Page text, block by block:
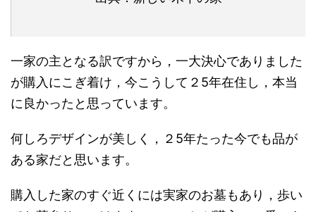
一家の主となる訳ですから，一大決心でありました
が購入にこぎ着け，今こうして２5年在住し，本当
に良かったと思っています。
何しろデザインが美しく，２5年たった今でも品が
ある家だと思います。
購入した家のすぐ近くには実家のお墓もあり，歩い